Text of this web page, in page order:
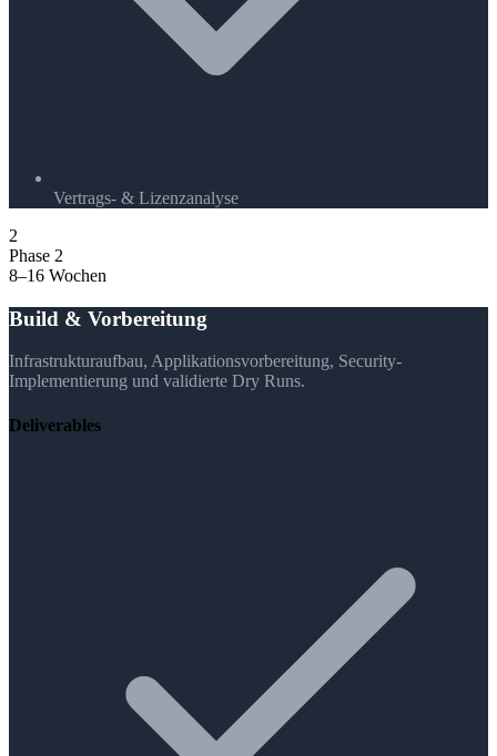
Vertrags- & Lizenzanalyse
2
Phase 2
8–16 Wochen
Build & Vorbereitung
Infrastrukturaufbau, Applikationsvorbereitung, Security-
Implementierung und validierte Dry Runs.
Deliverables